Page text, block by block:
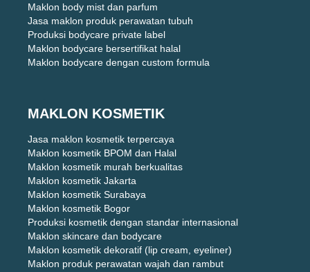
Maklon body mist dan parfum
Jasa maklon produk perawatan tubuh
Produksi bodycare private label
Maklon bodycare bersertifikat halal
Maklon bodycare dengan custom formula
MAKLON KOSMETIK
Jasa maklon kosmetik terpercaya
Maklon kosmetik BPOM dan Halal
Maklon kosmetik murah berkualitas
Maklon kosmetik Jakarta
Maklon kosmetik Surabaya
Maklon kosmetik Bogor
Produksi kosmetik dengan standar internasional
Maklon skincare dan bodycare
Maklon kosmetik dekoratif (lip cream, eyeliner)
Maklon produk perawatan wajah dan rambut